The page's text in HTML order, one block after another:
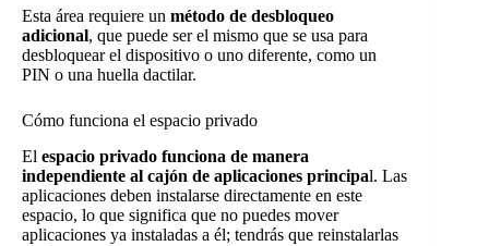
Esta área requiere un método de desbloqueo
adicional, que puede ser el mismo que se usa para
desbloquear el dispositivo o uno diferente, como un
PIN o una huella dactilar.
Cómo funciona el espacio privado
El espacio privado funciona de manera
independiente al cajón de aplicaciones principal. Las
aplicaciones deben instalarse directamente en este
espacio, lo que significa que no puedes mover
aplicaciones ya instaladas a él; tendrás que reinstalarlas